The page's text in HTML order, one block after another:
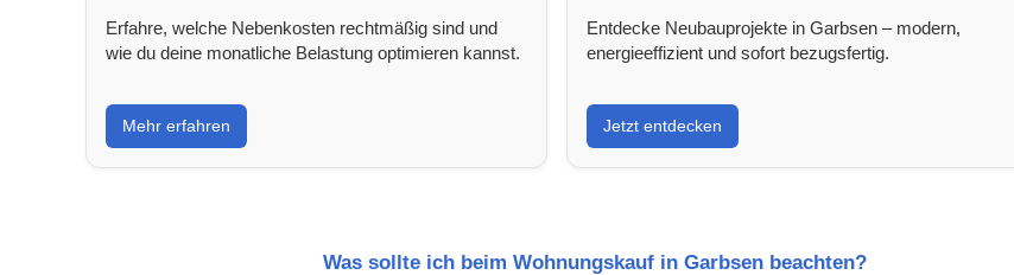
Erfahre, welche Nebenkosten rechtmäßig sind und
wie du deine monatliche Belastung optimieren kannst.
Mehr erfahren
Entdecke Neubauprojekte in Garbsen – modern,
energieeffizient und sofort bezugsfertig.
Jetzt entdecken
Was sollte ich beim Wohnungskauf in Garbsen beachten?